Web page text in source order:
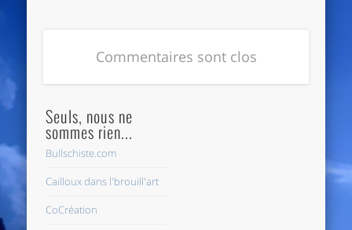
Commentaires sont clos
Seuls, nous ne
sommes rien...
Bullschiste.com
Cailloux dans l'brouill'art
CoCréation